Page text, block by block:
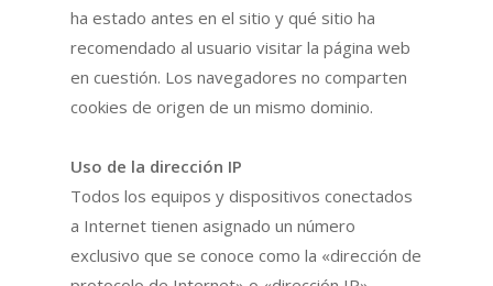
ha estado antes en el sitio y qué sitio ha
recomendado al usuario visitar la página web
en cuestión. Los navegadores no comparten
cookies de origen de un mismo dominio.
Uso de la dirección IP
Todos los equipos y dispositivos conectados
a Internet tienen asignado un número
exclusivo que se conoce como la «dirección de